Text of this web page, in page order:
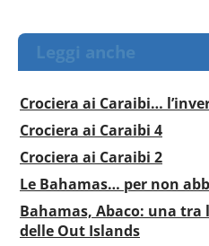
Leggi anche
Crociera ai Caraibi…
Crociera ai Caraibi 4
Crociera ai Caraibi 2
Le Bahamas… per non
Bahamas, Abaco: una
delle Out Islands